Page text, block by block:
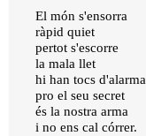
El món s'ensorra
ràpid quiet
pertot s'escorre
la mala llet
hi han tocs d'alarma
pro el seu secret
és la nostra arma
i no ens cal córrer.